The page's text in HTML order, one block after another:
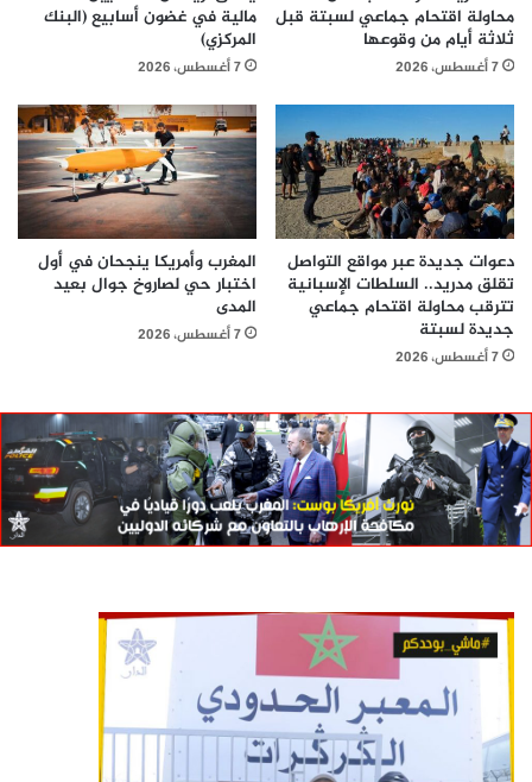
محاولة اقتحام جماعي لسبتة قبل
ثلاثة أيام من وقوعها
7 أغسطس، 2026
مالية في غضون أسابيع (البنك
المركزي)
7 أغسطس، 2026
دعوات جديدة عبر مواقع التواصل
تقلق مدريد.. السلطات الإسبانية
تترقب محاولة اقتحام جماعي
جديدة لسبتة
7 أغسطس، 2026
المغرب وأمريكا ينجحان في أول
اختبار حي لصاروخ جوال بعيد
المدى
7 أغسطس، 2026